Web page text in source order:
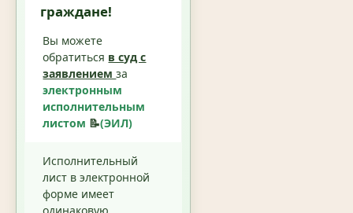
граждане!
Вы можете
обратиться в суд с
заявлениемза
электронным
исполнительным
листом 📝(ЭИЛ)
Исполнительный
лист в электронной
форме имеет